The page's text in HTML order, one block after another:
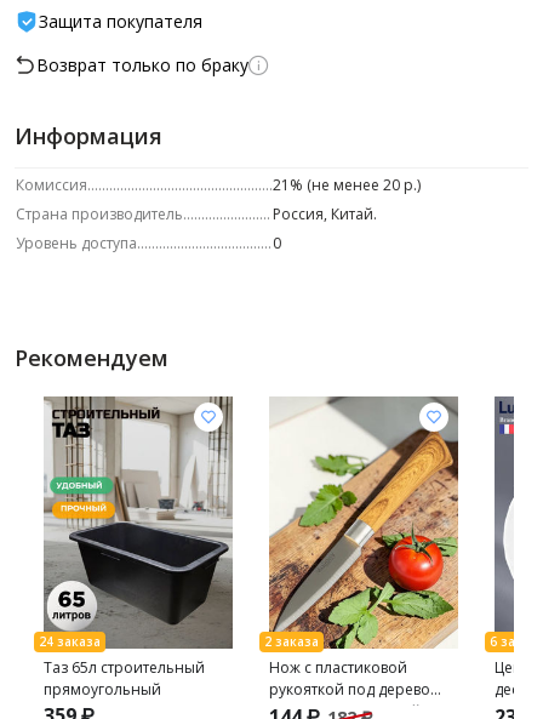
Защита покупателя
Возврат только по браку
Информация
Комиссия
21% (не менее 20 р.)
Страна производитель
Россия, Китай.
Уровень доступа
0
Рекомендуем
Таз 65л строительный
прямоугольный
Нож с пластиковой
рукояткой под дерево
FORESTA для овощей 9
Цена